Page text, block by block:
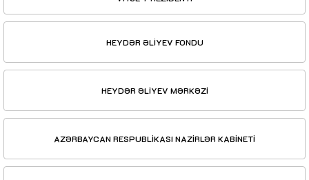
HEYDƏR ƏLİYEV FONDU
HEYDƏR ƏLİYEV MƏRKƏZİ
AZƏRBAYCAN RESPUBLİKASI NAZİRLƏR KABİNETİ